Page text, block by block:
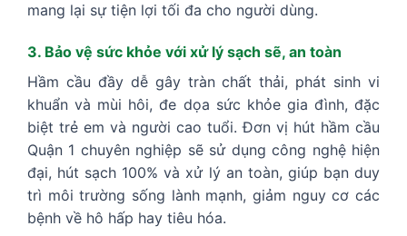
mang lại sự tiện lợi tối đa cho người dùng.
3. Bảo vệ sức khỏe với xử lý sạch sẽ, an toàn
Hầm cầu đầy dễ gây tràn chất thải, phát sinh vi
khuẩn và mùi hôi, đe dọa sức khỏe gia đình, đặc
biệt trẻ em và người cao tuổi. Đơn vị hút hầm cầu
Quận 1 chuyên nghiệp sẽ sử dụng công nghệ hiện
đại, hút sạch 100% và xử lý an toàn, giúp bạn duy
trì môi trường sống lành mạnh, giảm nguy cơ các
bệnh về hô hấp hay tiêu hóa.